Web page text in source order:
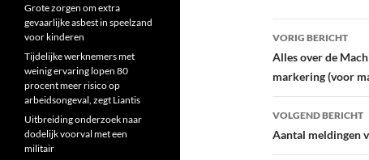
Bericht
navigatie
VORIG BERICHT
Alles over de
markering (voor
VOLGEND BERICHT
Aantal meldingen
Grote zorgen om extra
gevaarlijke asbest in speelzand
voor kinderen
Tijdelijke werknemers met
weinig ervaring lopen 80
procent meer risico op
arbeidsongeval, zegt Liantis
Uitbreiding onderzoek naar
dodelijk voorval met een
militair